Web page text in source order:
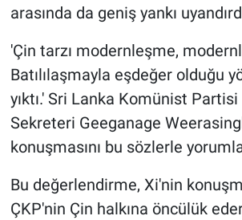
arasında da geniş yankı
'Çin tarzı modernleşme,
Batılılaşmayla eşdeğer olduğu
yıktı.' Sri Lanka Komünist Partisi
Sekreteri Geeganage
konuşmasını bu sözlerle
Bu değerlendirme, Xi'nin
ÇKP'nin Çin halkına öncülük